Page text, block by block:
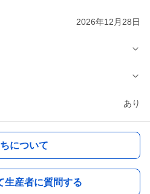
2026年12月28日
あり
について
生産者に質問する